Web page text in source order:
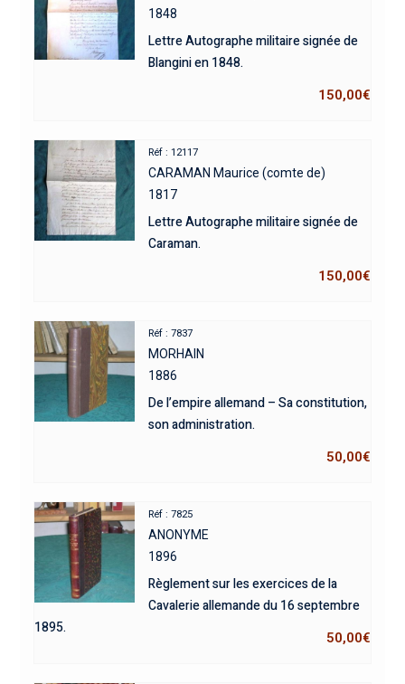
1848
Lettre Autographe militaire signée de
Blangini en 1848.
150,00€
Réf : 12117
CARAMAN Maurice (comte de)
1817
Lettre Autographe militaire signée de
Caraman.
150,00€
Réf : 7837
MORHAIN
1886
De l’empire allemand – Sa constitution,
son administration.
50,00€
Réf : 7825
ANONYME
1896
Règlement sur les exercices de la
Cavalerie allemande du 16 septembre
1895.
50,00€